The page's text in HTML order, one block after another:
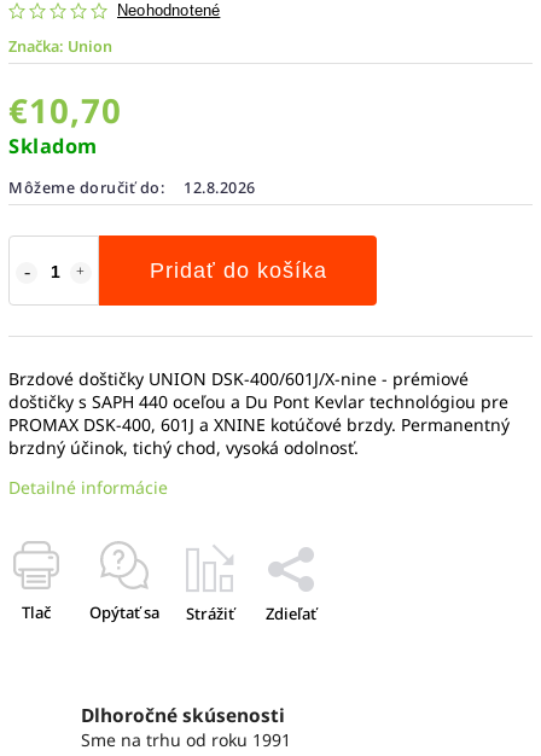
Neohodnotené
Značka: Union
€10,70
Skladom
Môžeme doručiť do: 12.8.2026
Pridať do košíka
Brzdové doštičky UNION DSK-400/601J/X-nine - prémiové
doštičky s SAPH 440 oceľou a Du Pont Kevlar technológiou pre
PROMAX DSK-400, 601J a XNINE kotúčové brzdy. Permanentný
brzdný účinok, tichý chod, vysoká odolnosť.
Detailné informácie
Tlač Opýtať sa Strážiť Zdieľať
Dlhoročné skúsenosti
Sme na trhu od roku 1991